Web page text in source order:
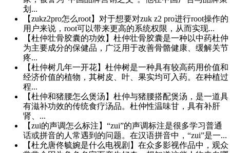
划...
【zukz2pro怎么root】对于想要对zuk z2 pro进行root操作的
用户来说，root可以带来更高的系统权限，从而实现...
【杜仲壮骨胶囊的功效】杜仲壮骨胶囊是一种以中药杜仲
为主要成分的保健品，广泛用于改善骨骼健康、缓解关节
疼...
【杜仲树几年一开花】杜仲树是一种具有较高药用价值和
经济价值的植物，其树皮、叶、果实均可入药。在种植过
程...
【杜仲和猪腰怎么煲汤】杜仲与猪腰搭配煲汤，是一道具
有滋补功效的传统食疗汤品。杜仲性温味甘，具有补肝
肾、...
【zui的声调怎么标注】“zui”的声调标注是很多学习普通
话或拼音的人常遇到的问题。在汉语拼音中，“zui”是一...
【杜允唐佟毓婉是什么电视剧】在众多影视作品中，观众